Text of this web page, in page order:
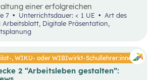
einer erfolgreichen
ist der erste Schritt in die
und die Basis für ein
Unternehmen. In diesem
Unternehmen analysiert. Des
wird auf die Motive für die Gründung
näher eingegangen.
7 Unterrichtsdauer: < 1 UE
Art des
Arbeitsblatt, Digitale Präsentation,
, WIKU- oder WIBIwirkt-Schullehrer:innen
2 “Arbeitsleben gestalten”: